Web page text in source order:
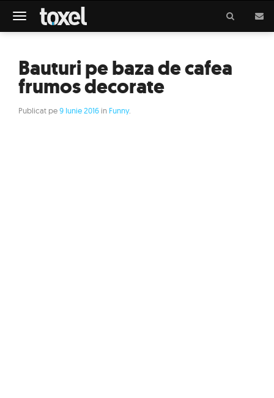
Meniu
Bauturi pe baza de cafea
frumos decorate
Publicat pe9 Iunie 2016 in Funny.